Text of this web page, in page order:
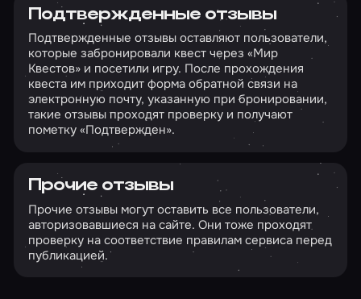
Подтвержденные отзывы
Подтвержденные отзывы оставляют пользователи,
которые забронировали квест через «Мир
Квестов» и посетили игру. После прохождения
квеста им приходит форма обратной связи на
электронную почту, указанную при бронировании,
такие отзывы проходят проверку и получают
пометку «Подтвержден».
Прочие отзывы
Прочие отзывы могут оставить все пользователи,
авторизовавшиеся на сайте. Они тоже проходят
проверку на соответствие правилам сервиса перед
публикацией.